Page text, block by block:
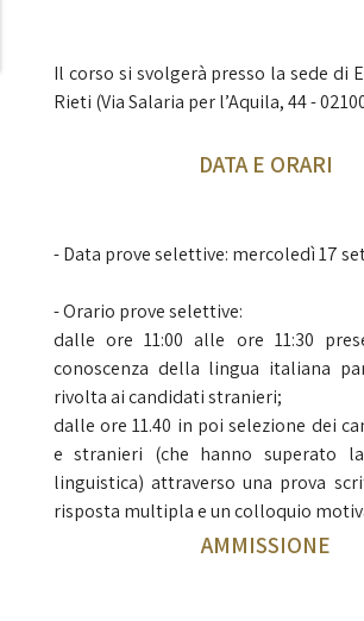
Il corso si svolgerà presso la sede di
Rieti (Via Salaria per l’Aquila, 44 -
DATA E ORARI
- Data prove selettive: mercoledì 17
- Orario prove selettive:
dalle ore 11:00 alle ore 11:30
conoscenza della lingua italiana
rivolta ai candidati stranieri;
dalle ore 11.40 in poi selezione dei
e stranieri (che hanno superato la
linguistica) attraverso una prova
risposta multipla e un colloquio
AMMISSIONE